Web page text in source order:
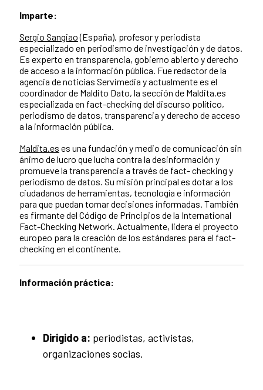
Imparte:
Sergio Sangiao(España), profesor y periodista
especializado en periodismo de investigación y de datos.
Es experto en transparencia, gobierno abierto y derecho
de acceso a la información pública. Fue redactor de la
agencia de noticias Servimedia y actualmente es el
coordinador de Maldito Dato, la sección de Maldita.es
especializada en fact-checking del discurso político,
periodismo de datos, transparencia y derecho de acceso
a la información pública.
Maldita.es es una fundación y medio de comunicación sin
ánimo de lucro que lucha contra la desinformación y
promueve la transparencia a través de fact- checking y
periodismo de datos. Su misión principal es dotar a los
ciudadanos de herramientas, tecnología e información
para que puedan tomar decisiones informadas. También
es firmante del Código de Principios de la International
Fact-Checking Network. Actualmente, lidera el proyecto
europeo para la creación de los estándares para el fact-
checking en el continente.
Información práctica:
Dirigido a: periodistas, activistas,
organizaciones socias.